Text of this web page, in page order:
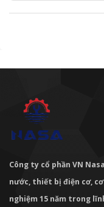
Công ty cổ phần VN
nước, thiết bị điện cơ,
nghiệm 15 năm trong